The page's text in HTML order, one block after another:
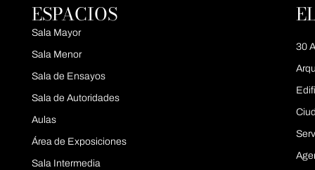
ESPACIOS
Sala Mayor
Sala Menor
Sala de Ensayos
Sala de Autoridades
Aulas
Área de Exposiciones
Sala Intermedia
30